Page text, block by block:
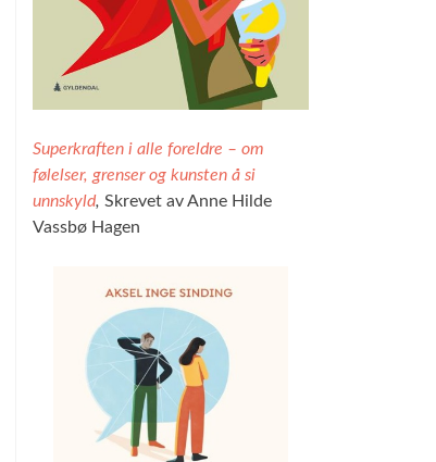
Superkraften i alle foreldre – om
følelser, grenser og kunsten å si
unnskyld, Skrevet av Anne Hilde
Vassbø Hagen